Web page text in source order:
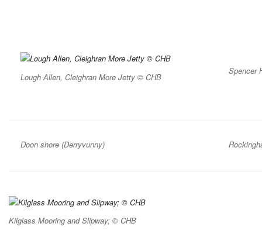
Lough Allen, Cleighran More Jetty © CHB
Spencer
Doon shore (Derryvunny)
Kilglass Mooring and Slipway; © CHB